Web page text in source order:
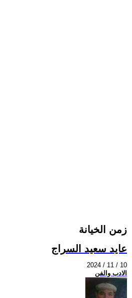
زمن الخيانة
عايد سعيد السراج
2024 / 11 / 10
الادب والفن